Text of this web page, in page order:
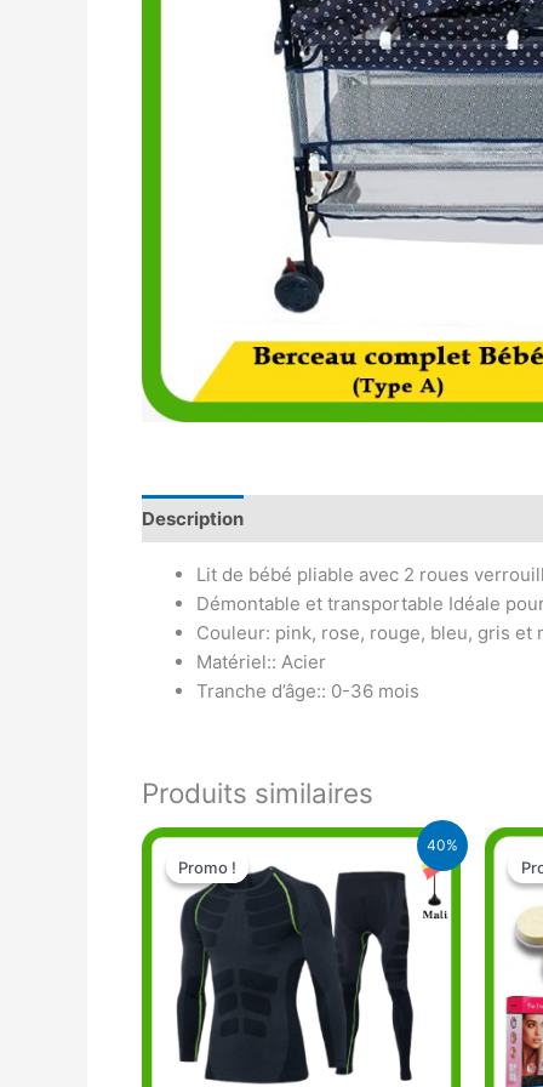
Description
Lit de bébé pliable avec 2 roues
Démontable et transportable Idéale
Couleur: pink, rose, rouge, bleu, gris et
Matériel:: Acier
Tranche d’âge:: 0-36 mois
Produits similaires
40%
Promo !
Promo !
Le
initial
20.000 CFA.
Le
actuel
est :
12.000 CFA.